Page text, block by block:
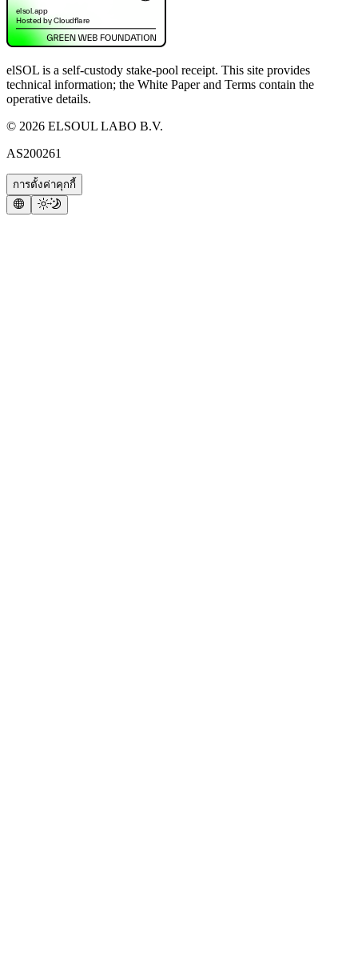
elSOL is a self-custody stake-pool receipt. This site provides
technical information; the White Paper and Terms contain the
operative details.
© 2026 ELSOUL LABO B.V.
AS200261
การตั้งค่าคุกกี้